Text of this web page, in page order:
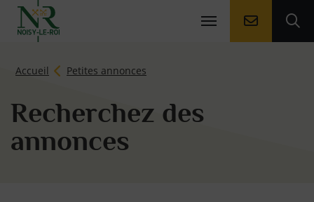
Aller à la
Accueil
Page d'accueil du site
Petites annonces
Recherchez des
annonces